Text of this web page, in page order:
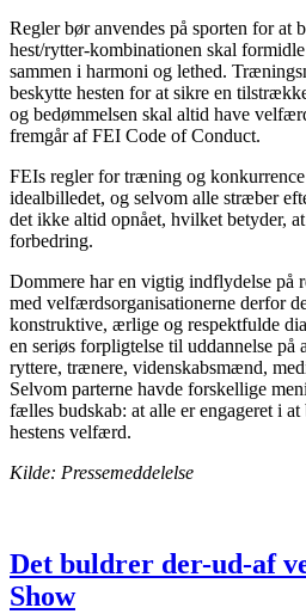
Regler bør anvendes på sporten for at
hest/rytter-kombinationen skal
sammen i harmoni og lethed.
beskytte hesten for at sikre en
og bedømmelsen skal altid have
fremgår af FEI Code of Conduct.
FEIs regler for træning og
idealbilledet, og selvom alle stræber
det ikke altid opnået, hvilket betyder,
forbedring.
Dommere har en vigtig indflydelse på
med velfærdsorganisationerne derfor
konstruktive, ærlige og respektfulde
en seriøs forpligtelse til uddannelse på
ryttere, trænere, videnskabsmænd,
Selvom parterne havde forskellige
fælles budskab: at alle er engageret i
hestens velfærd.
Kilde: Pressemeddelelse
Det buldrer der-ud-af
Show